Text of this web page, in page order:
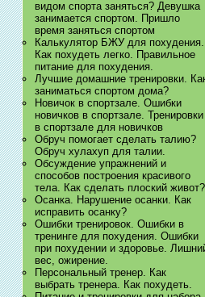
видом спорта заняться? Девушка
занимается спортом. Пришло
время заняться спортом
Калькулятор БЖУ для похудения.
Как похудеть легко. Правильное
питание для похудения.
Лучшие домашние тренировки.
заниматься спортом дома?
Новичок в спортзале. Ошибки
новичков в спортзале. Тренировки
в спортзале для новичков
Обруч помогает сделать талию?
Обруч хулахуп для талии.
Обсуждение упражнений и
способов построения красивого
тела. Как сделать плоский живот?
Осанка. Нарушение осанки. Как
исправить осанку?
Ошибки тренировок. Ошибки в
тренинге для похудения. Ошибки
при похудении и здоровье.
вес, ожирение.
Персональный тренер. Как
выбрать тренера. Как похудеть.